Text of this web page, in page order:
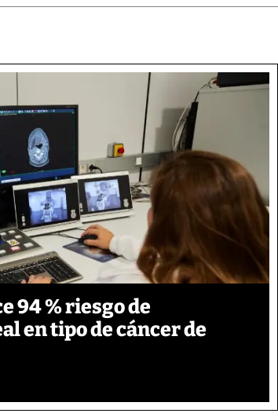
94 % riesgo de
en tipo de cáncer de